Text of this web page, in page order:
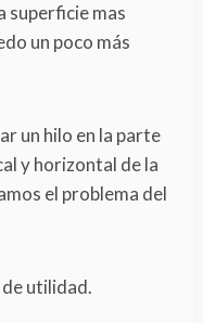
superficie mas
un poco más
un hilo en la parte
y horizontal de la
el problema del
utilidad.